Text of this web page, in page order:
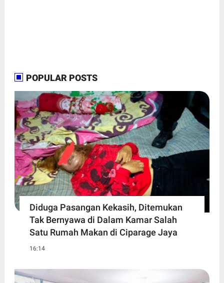
POPULAR POSTS
Diduga Pasangan Kekasih, Ditemukan
Tak Bernyawa di Dalam Kamar Salah
Satu Rumah Makan di Ciparage Jaya
16:14